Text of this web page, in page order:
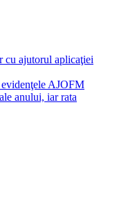
cu ajutorul aplicaţiei
AJOFM
anului, iar rata